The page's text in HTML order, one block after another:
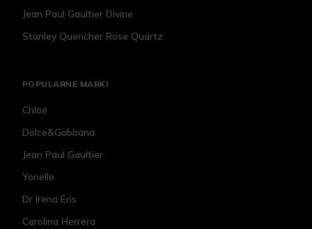
Jean Paul Gaultier Divine
Stanley Quencher Rose Quartz
POPULARNE MARKI
Chloé
Dolce&Gabbana
Jean Paul Gaultier
Yonelle
Dr Irena Eris
Carolina Herrera